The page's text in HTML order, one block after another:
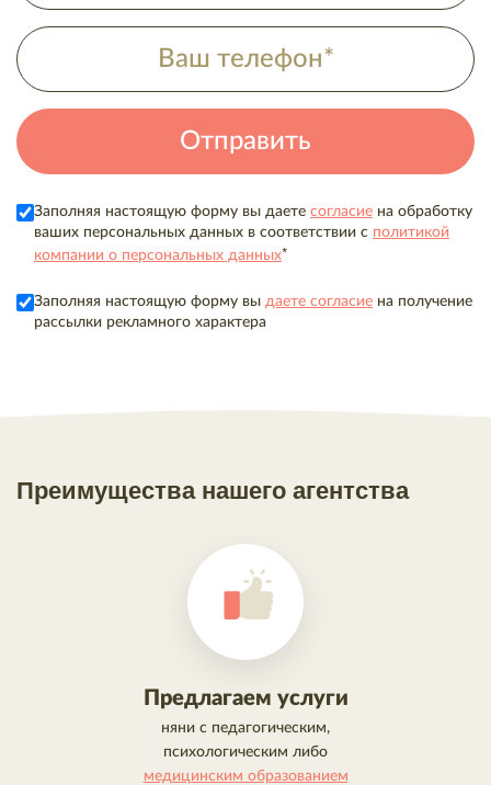
Заполняя настоящую форму вы даете согласие на обработку
ваших персональных данных в соответствии с политикой
компании о персональных данных*
Заполняя настоящую форму вы даете согласие на получение
рассылки рекламного характера
Преимущества нашего агентства
Предлагаем услуги
няни с педагогическим,
психологическим либо
медицинским образованием